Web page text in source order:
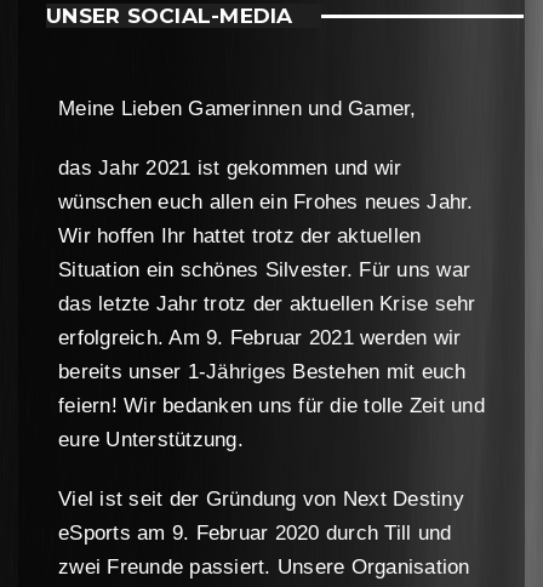
UNSER SOCIAL-MEDIA
Meine Lieben Gamerinnen und Gamer,
das Jahr 2021 ist gekommen und wir
wünschen euch allen ein Frohes neues Jahr.
Wir hoffen Ihr hattet trotz der aktuellen
Situation ein schönes Silvester. Für uns war
das letzte Jahr trotz der aktuellen Krise sehr
erfolgreich. Am 9. Februar 2021 werden wir
bereits unser 1-Jähriges Bestehen mit euch
feiern! Wir bedanken uns für die tolle Zeit und
eure Unterstützung.
Viel ist seit der Gründung von Next Destiny
eSports am 9. Februar 2020 durch Till und
zwei Freunde passiert. Unsere Organisation